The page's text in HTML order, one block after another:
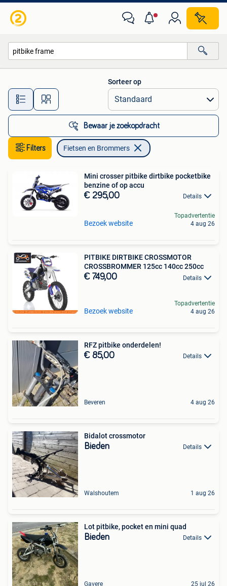
Alle afstanden…
Sorteer op
Bewaar je zoekopdracht
Filters Fietsen en Brommers
Mini crosser pitbike dirtbike pocketbike
benzine of op accu
€ 295,00 Details
Bezoek website
Topadvertentie
4 aug 26
PITBIKE DIRTBIKE CROSSMOTOR
CROSSBROMMER 125cc 140cc 250cc
€ 749,00 Details
Bezoek website
Topadvertentie
4 aug 26
RFZ pitbike onderdelen!
€ 85,00 Details
Beveren 4 aug 26
Bidalot crossmotor
Bieden Details
Walshoutem 1 aug 26
Lot pitbike, pocket en mini quad
Bieden Details
Gavere 25 jul 26